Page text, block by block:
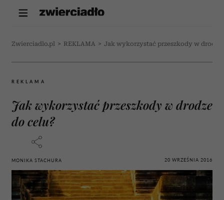
Zwierciadlo.pl > REKLAMA > Jak wykorzystać przeszkody w drodze
REKLAMA
Jak wykorzystać przeszkody w drodze
do celu?
MONIKA STACHURA 20 WRZEŚNIA 2016